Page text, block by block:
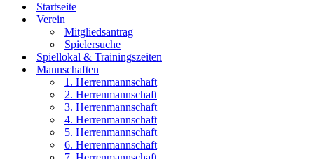
Startseite
Verein
Mitgliedsantrag
Spielersuche
Spiellokal & Trainingszeiten
Mannschaften
1. Herrenmannschaft
2. Herrenmannschaft
3. Herrenmannschaft
4. Herrenmannschaft
5. Herrenmannschaft
6. Herrenmannschaft